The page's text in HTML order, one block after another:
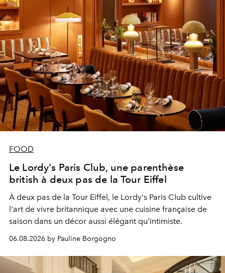
FOOD
Le Lordy's Paris Club, une parenthèse
british à deux pas de la Tour Eiffel
À deux pas de la Tour Eiffel, le Lordy's Paris Club cultive
l'art de vivre britannique avec une cuisine française de
saison dans un décor aussi élégant qu'intimiste.
06.08.2026 by Pauline Borgogno